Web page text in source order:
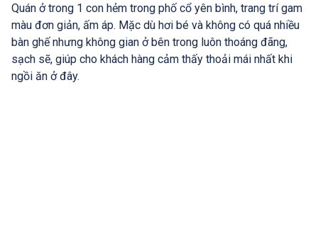
Quán ở trong 1 con hẻm trong phố cổ yên bình, trang trí gam
màu đơn giản, ấm áp. Mặc dù hơi bé và không có quá nhiều
bàn ghế nhưng không gian ở bên trong luôn thoáng đãng,
sạch sẽ, giúp cho khách hàng cảm thấy thoải mái nhất khi
ngồi ăn ở đây.